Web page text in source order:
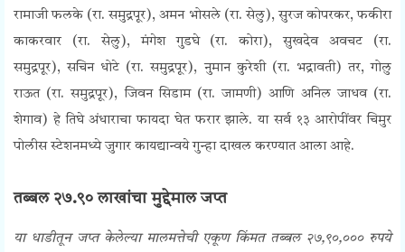
रामाजी फलके (रा. समुद्रपूर),अमन भोसले (रा. सेलु),सुरज कोपरकर,फकीरा
काकरवार (रा. सेलु),मंगेश गुडघे (रा. कोरा),सुखदेव अवचट (रा.
समुद्रपूर),सचिन धोटे (रा. समुद्रपूर),नुमान कुरेशी (रा. भद्रावती) तर, गोलु
राऊत (रा. समुद्रपूर), जिवन सिडाम (रा. जामणी) आणि अनिल जाधव (रा.
शेगाव) हे तिघे अंधाराचा फायदा घेत फरार झाले. या सर्व १३ आरोपींवर चिमुर
पोलीस स्टेशनमध्ये जुगार कायद्यान्वये गुन्हा दाखल करण्यात आला आहे.
तब्बल २७.९० लाखांचा मुद्देमाल जप्त
या धाडीतून जप्त केलेल्या मालमत्तेची एकूण किंमत तब्बल २७,९०,००० रुपये